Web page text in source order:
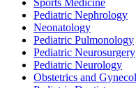
Sports Medicine
Pediatric Nephrology
Neonatology
Pediatric Pulmonology
Pediatric Neurosurgery
Pediatric Neurology
Obstetrics and